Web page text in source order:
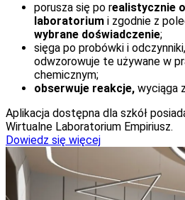
porusza się po realistycznie
laboratorium i zgodnie z
wybrane doświadczenie;
sięga po probówki i
odwzorowuje te używane w
chemicznym;
obserwuje reakcje, wyciąga
Aplikacja dostępna dla szkół
Wirtualne Laboratorium Empiriusz.
Dowiedz się więcej